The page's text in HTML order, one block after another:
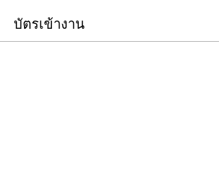
บัตรเข้างาน